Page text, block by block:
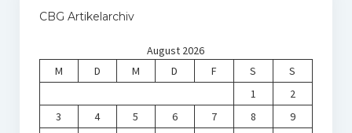
CBG Artikelarchiv
August 2026
M
D M D F S
S
1
2
3
4 5 6 7 8
9